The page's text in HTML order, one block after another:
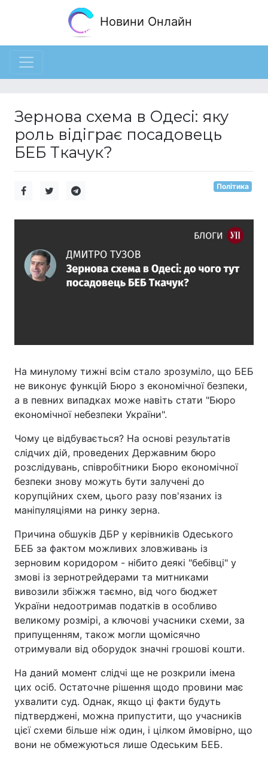
Новини Онлайн
Зернова схема в Одесі: яку
роль відіграє посадовець
БЕБ Ткачук?
Політика
На минулому тижні всім стало зрозуміло, що БЕБ
не виконує функцій Бюро з економічної безпеки,
а в певних випадках може навіть стати "Бюро
економічної небезпеки України".
Чому це відбувається? На основі результатів
слідчих дій, проведених Державним бюро
розслідувань, співробітники Бюро економічної
безпеки знову можуть бути залучені до
корупційних схем, цього разу пов'язаних із
маніпуляціями на ринку зерна.
Причина обшуків ДБР у керівників Одеського
БЕБ за фактом можливих зловживань із
зерновим коридором - нібито деякі "бебівці" у
змові із зернотрейдерами та митниками
вивозили збіжжя таємно, від чого бюджет
України недоотримав податків в особливо
великому розмірі, а ключові учасники схеми, за
припущенням, також могли щомісячно
отримували від оборудок значні грошові кошти.
На даний момент слідчі ще не розкрили імена
цих осіб. Остаточне рішення щодо провини має
ухвалити суд. Однак, якщо ці факти будуть
підтверджені, можна припустити, що учасників
цієї схеми більше ніж один, і цілком ймовірно, що
вони не обмежуються лише Одеським БЕБ.